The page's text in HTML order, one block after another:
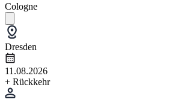
Cologne
Dresden
11.08.2026
+ Rückkehr